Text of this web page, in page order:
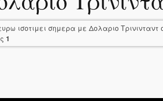
ισοτιμει σημερα με Δολαριο Τρινινταντ
1